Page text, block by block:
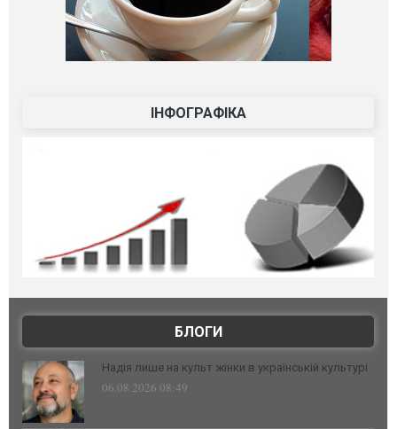
ІНФОГРАФІКА
БЛОГИ
Надія лише на культ жінки в українській культурі
06.08.2026 08:49